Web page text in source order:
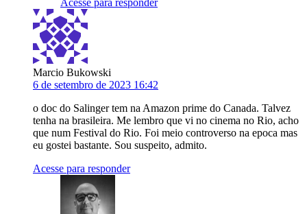
Acesse para responder
Marcio Bukowski
6 de setembro de 2023 16:42
o doc do Salinger tem na Amazon prime do Canada. Talvez
tenha na brasileira. Me lembro que vi no cinema no Rio, acho
que num Festival do Rio. Foi meio controverso na epoca mas
eu gostei bastante. Sou suspeito, admito.
Acesse para responder